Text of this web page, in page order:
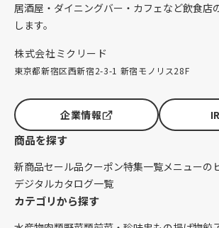
居酒屋・ダイニングバー・カフェなど飲食店
します。
株式会社ミクリード
東京都新宿区西新宿2-3-1 新宿モノリス28F
企業情報
商品を探す
新商品セール品クーポン特集一覧メニューの
デジタルカタログ一覧
カテゴリから探す